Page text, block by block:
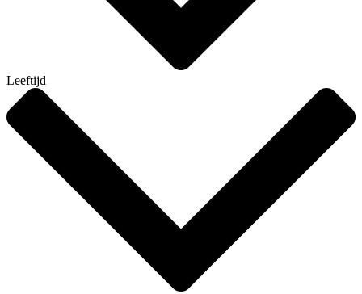
Leeftijd